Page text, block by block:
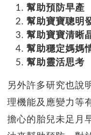
幫助預防早產
幫助寶寶聰明
幫助寶寶清晰
幫助穩定媽媽
幫助靈活思考
另外許多研究也說
理機能及應變力等
擔心的胎兒未足月